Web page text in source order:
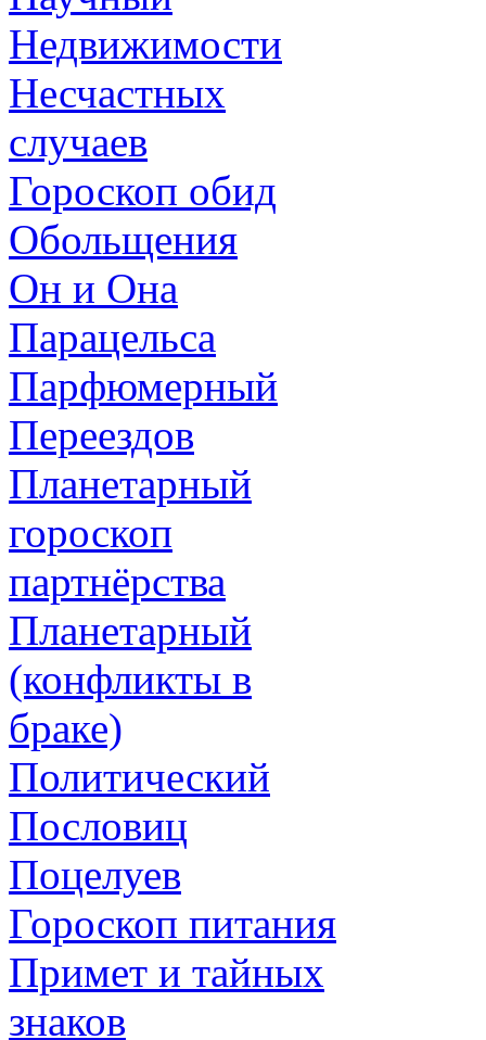
Недвижимости
Несчастных
случаев
Гороскоп обид
Обольщения
Он и Она
Парацельса
Парфюмерный
Переездов
Планетарный
гороскоп
партнёрства
Планетарный
(конфликты в
браке)
Политический
Пословиц
Поцелуев
Гороскоп питания
Примет и тайных
знаков